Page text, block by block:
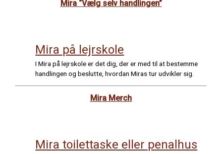
Mira “Vælg selv handlingen”
Mira på lejrskole
I Mira på lejrskole er det dig, der er med til at bestemme
handlingen og beslutte, hvordan Miras tur udvikler sig.
Mira Merch
Mira toilettaske eller penalhus